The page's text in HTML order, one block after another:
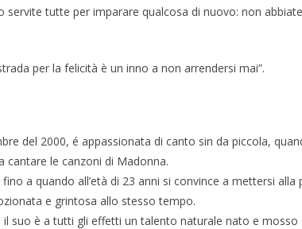
tutte per imparare qualcosa di nuovo: non
per la felicità è un inno a non arrendersi mai”.
del 2000, é appassionata di canto sin da piccola,
cantare le canzoni di Madonna.
a quando all’età di 23 anni si convince a mettersi alla
e grintosa allo stesso tempo.
suo è a tutti gli effetti un talento naturale nato e mosso